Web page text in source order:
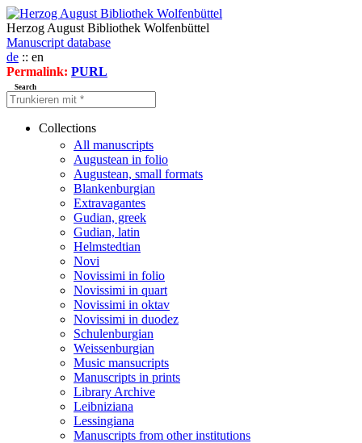
Herzog August Bibliothek Wolfenbüttel
Manuscript database
de :: en
Permalink: PURL
Search
Collections
All manuscripts
Augustean in folio
Augustean, small formats
Blankenburgian
Extravagantes
Gudian, greek
Gudian, latin
Helmstedtian
Novi
Novissimi in folio
Novissimi in quart
Novissimi in oktav
Novissimi in duodez
Schulenburgian
Weissenburgian
Music mansucripts
Manuscripts in prints
Library Archive
Leibniziana
Lessingiana
Manuscripts from other institutions